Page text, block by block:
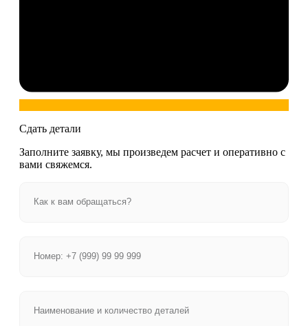
Сдать детали
Заполните заявку, мы произведем расчет и оперативно с
вами свяжемся.